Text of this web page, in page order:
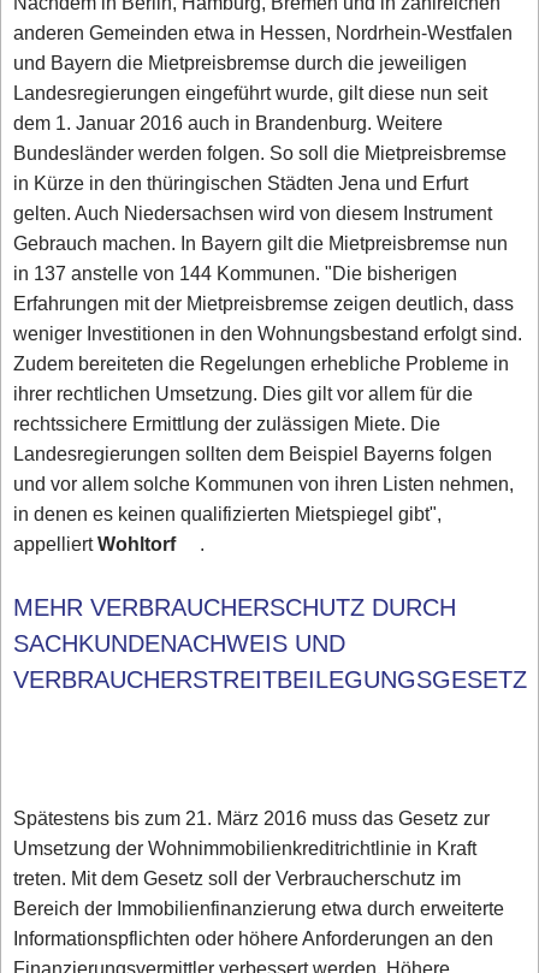
anderen Gemeinden etwa in Hessen, Nordrhein-Westfalen
und Bayern die Mietpreisbremse durch die jeweiligen
Landesregierungen eingeführt wurde, gilt diese nun seit
dem 1. Januar 2016 auch in Brandenburg. Weitere
Bundesländer werden folgen. So soll die Mietpreisbremse
in Kürze in den thüringischen Städten Jena und Erfurt
gelten. Auch Niedersachsen wird von diesem Instrument
Gebrauch machen. In Bayern gilt die Mietpreisbremse nun
in 137 anstelle von 144 Kommunen. "Die bisherigen
Erfahrungen mit der Mietpreisbremse zeigen deutlich, dass
weniger Investitionen in den Wohnungsbestand erfolgt sind.
Zudem bereiteten die Regelungen erhebliche Probleme in
ihrer rechtlichen Umsetzung. Dies gilt vor allem für die
rechtssichere Ermittlung der zulässigen Miete. Die
Landesregierungen sollten dem Beispiel Bayerns folgen
und vor allem solche Kommunen von ihren Listen nehmen,
in denen es keinen qualifizierten Mietspiegel gibt",
appelliertWohltorf.
MEHR VERBRAUCHERSCHUTZ DURCH
SACHKUNDENACHWEIS UND
Spätestens bis zum 21. März 2016 muss das Gesetz zur
Umsetzung der Wohnimmobilienkreditrichtlinie in Kraft
treten. Mit dem Gesetz soll der Verbraucherschutz im
Bereich der Immobilienfinanzierung etwa durch erweiterte
Informationspflichten oder höhere Anforderungen an den